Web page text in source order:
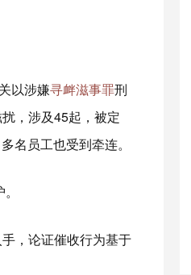
以涉嫌寻衅滋事罪刑
，涉及45起，被定
名员工也受到牵连。
，论证催收行为基于